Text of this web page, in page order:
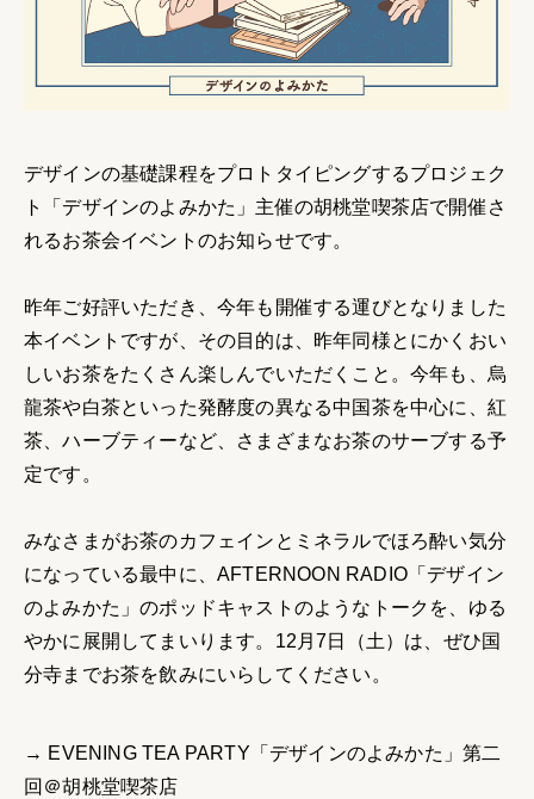
デザインの基礎課程をプロトタイピングするプロジェク
ト「デザインのよみかた」主催の胡桃堂喫茶店で開催さ
れるお茶会イベントのお知らせです。
昨年ご好評いただき、今年も開催する運びとなりました
本イベントですが、その目的は、昨年同様とにかくおい
しいお茶をたくさん楽しんでいただくこと。今年も、烏
龍茶や白茶といった発酵度の異なる中国茶を中心に、紅
茶、ハーブティーなど、さまざまなお茶のサーブする予
定です。
みなさまがお茶のカフェインとミネラルでほろ酔い気分
になっている最中に、AFTERNOON RADIO「デザイン
のよみかた」のポッドキャストのようなトークを、ゆる
やかに展開してまいります。12月7日（土）は、ぜひ国
分寺までお茶を飲みにいらしてください。
→ EVENING TEA PARTY「デザインのよみかた」第二
回＠胡桃堂喫茶店